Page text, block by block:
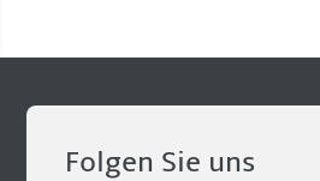
Folgen Sie uns